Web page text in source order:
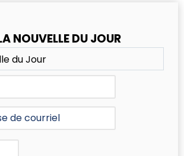
NOUVELLE DU JOUR
du Jour